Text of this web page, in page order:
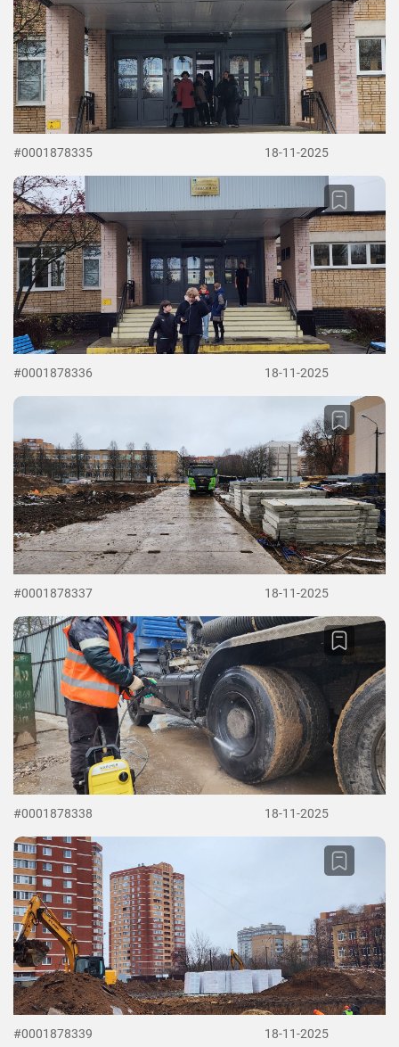
#0001878335 18-11-2025
#0001878336 18-11-2025
#0001878337 18-11-2025
#0001878338 18-11-2025
#0001878339 18-11-2025